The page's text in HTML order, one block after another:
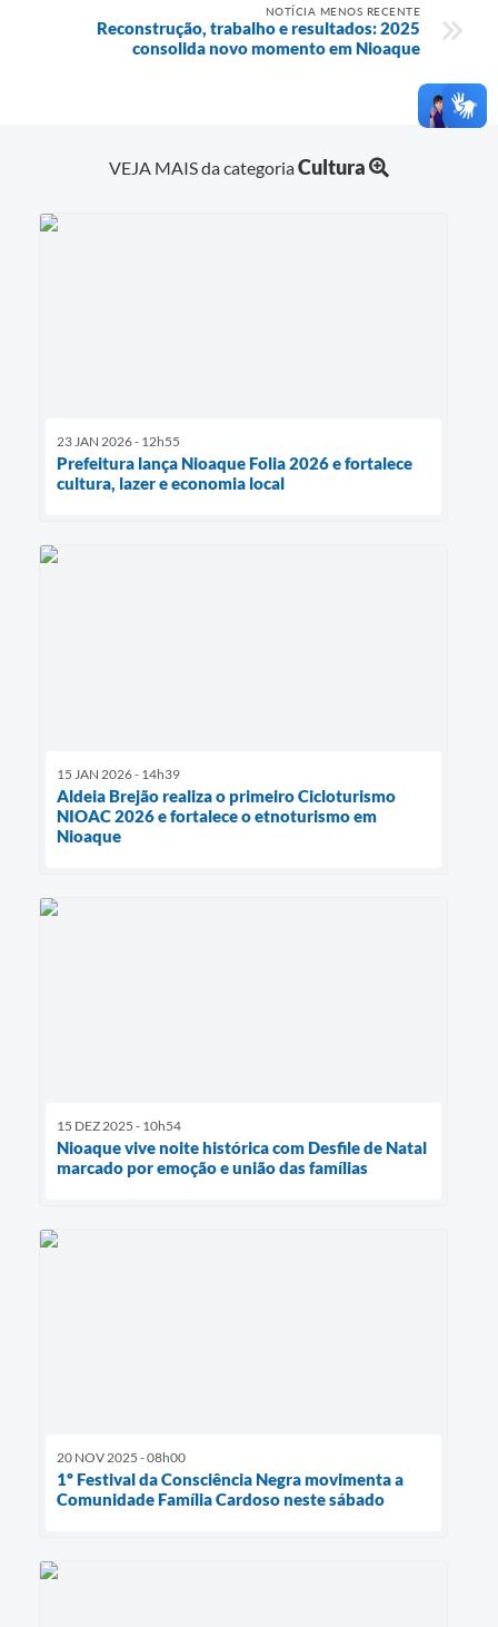
NOTÍCIA MENOS RECENTE
Reconstrução, trabalho e resultados: 2025
consolida novo momento em Nioaque
VEJA MAIS da categoriaCultura
23 JAN 2026 - 12h55
Prefeitura lança Nioaque Folia 2026 e fortalece
cultura, lazer e economia local
15 JAN 2026 - 14h39
Aldeia Brejão realiza o primeiro Cicloturismo
NIOAC 2026 e fortalece o etnoturismo em
Nioaque
15 DEZ 2025 - 10h54
Nioaque vive noite histórica com Desfile de Natal
marcado por emoção e união das famílias
20 NOV 2025 - 08h00
1º Festival da Consciência Negra movimenta a
Comunidade Família Cardoso neste sábado